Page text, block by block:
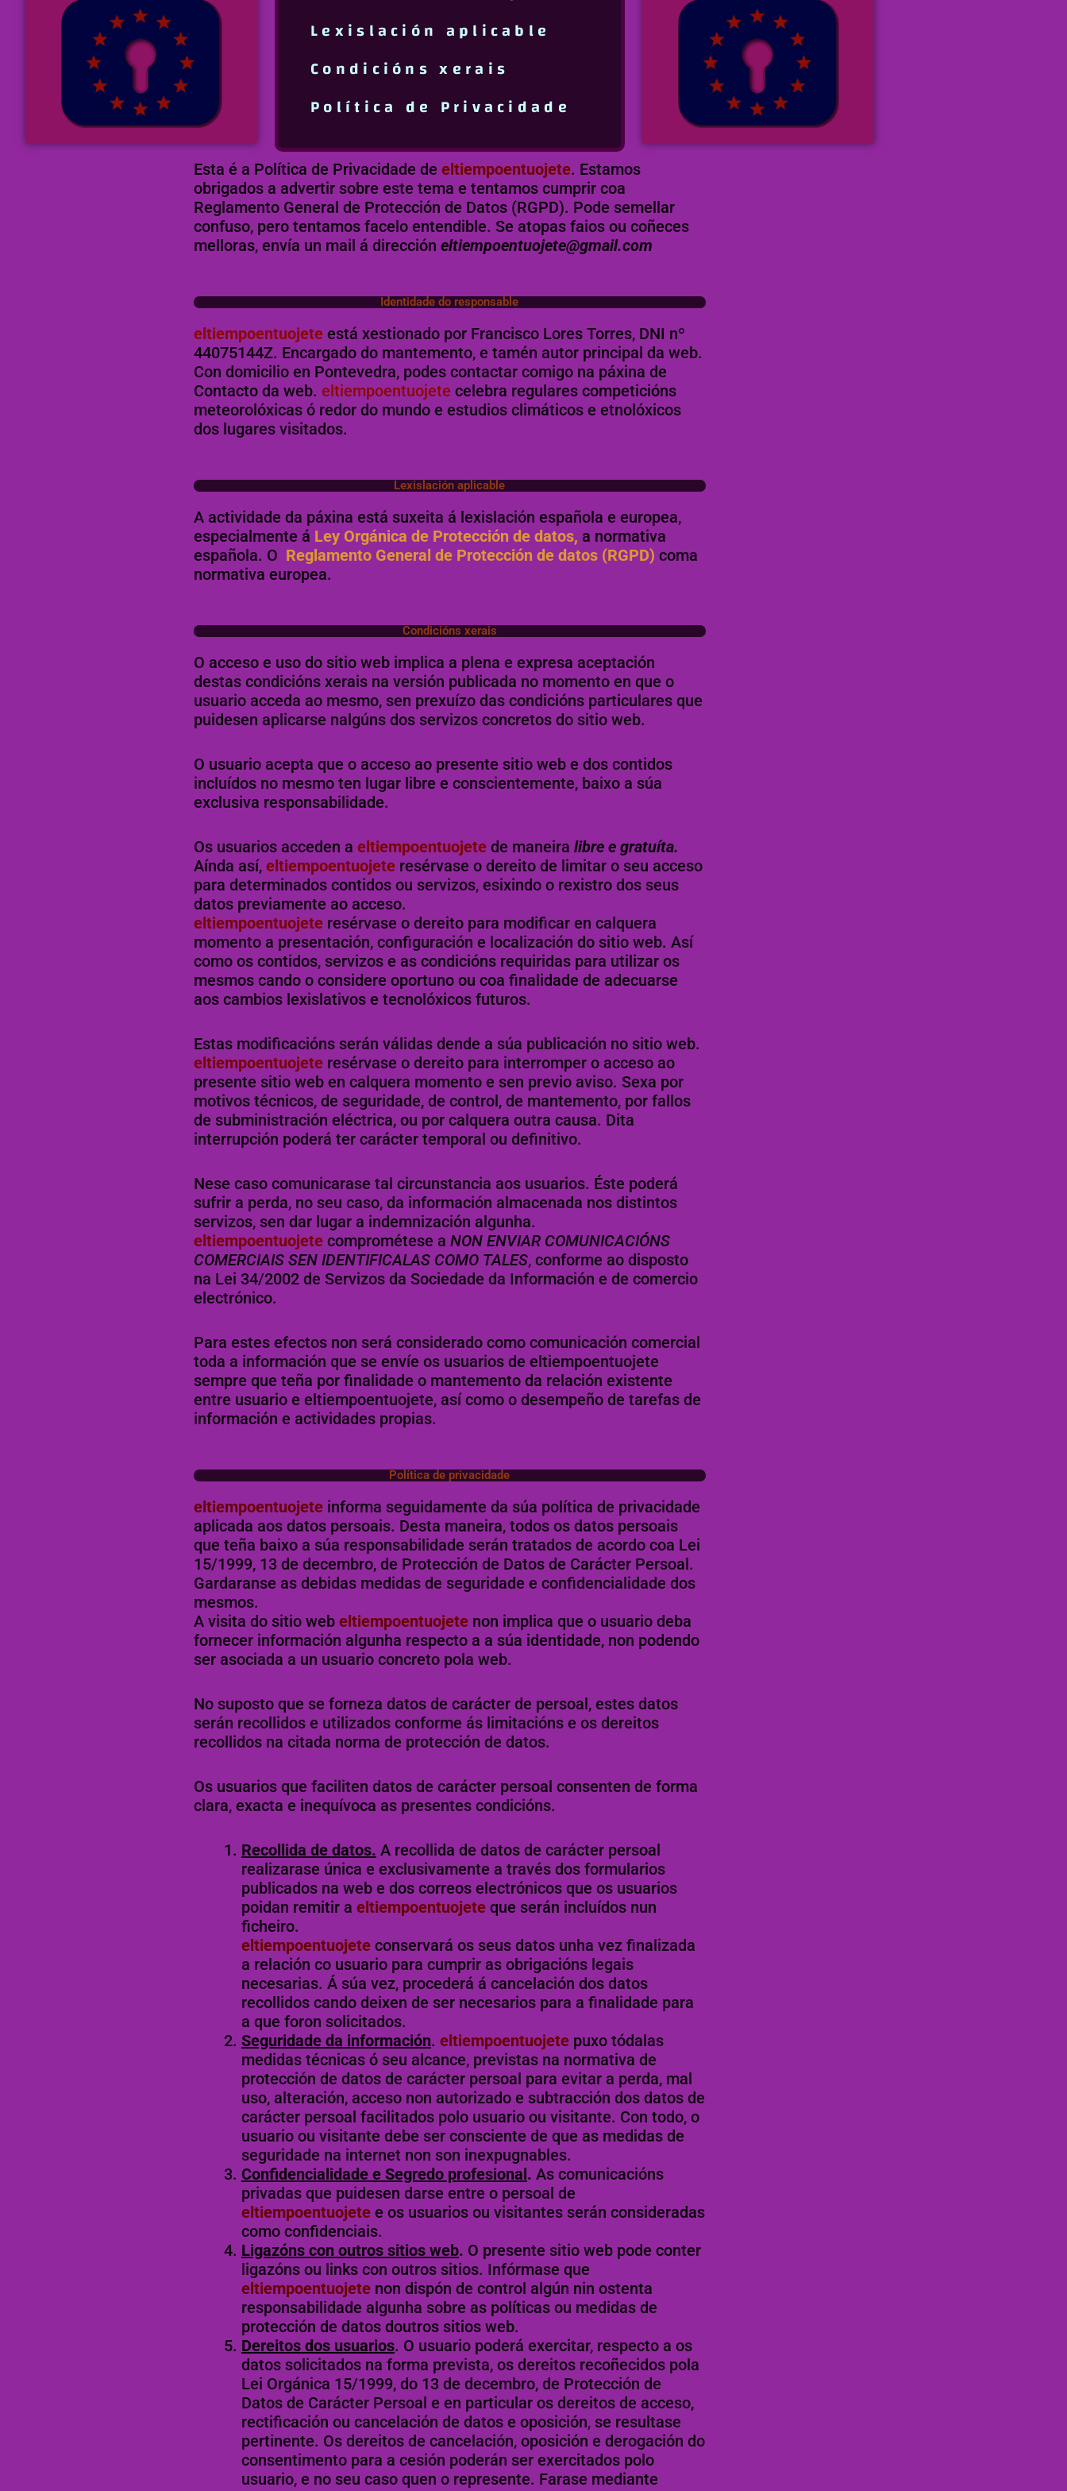
Lexislación aplicable
Condicións xerais
Política de Privacidade
Esta é a Política de Privacidade de eltiempoentuojete. Estamos
obrigados a advertir sobre este tema e tentamos cumprir coa
Reglamento General de Protección de Datos (RGPD). Pode semellar
confuso, pero tentamos facelo entendible. Se atopas faios ou coñeces
melloras, envía un mail á dirección eltiempoentuojete@gmail.com
Identidade do responsable
eltiempoentuojete está xestionado por Francisco Lores Torres, DNI nº
44075144Z. Encargado do mantemento, e tamén autor principal da web.
Con domicilio en Pontevedra, podes contactar comigo na páxina de
Contacto da web. eltiempoentuojete celebra regulares competicións
meteorolóxicas ó redor do mundo e estudios climáticos e etnolóxicos
dos lugares visitados.
Lexislación aplicable
A actividade da páxina está suxeita á lexislación española e europea,
especialmente á Ley Orgánica de Protección de datos, a normativa
española. O Reglamento General de Protección de datos (RGPD) coma
normativa europea.
Condicións xerais
O acceso e uso do sitio web implica a plena e expresa aceptación
destas condicións xerais na versión publicada no momento en que o
usuario acceda ao mesmo, sen prexuízo das condicións particulares que
puidesen aplicarse nalgúns dos servizos concretos do sitio web.
O usuario acepta que o acceso ao presente sitio web e dos contidos
incluídos no mesmo ten lugar libre e conscientemente, baixo a súa
exclusiva responsabilidade.
Os usuarios acceden a eltiempoentuojete de maneira libre e gratuíta.
Aínda así, eltiempoentuojete resérvase o dereito de limitar o seu acceso
para determinados contidos ou servizos, esixindo o rexistro dos seus
datos previamente ao acceso.
eltiempoentuojete resérvase o dereito para modificar en calquera
momento a presentación, configuración e localización do sitio web. Así
como os contidos, servizos e as condicións requiridas para utilizar os
mesmos cando o considere oportuno ou coa finalidade de adecuarse
aos cambios lexislativos e tecnolóxicos futuros.
Estas modificacións serán válidas dende a súa publicación no sitio web.
eltiempoentuojete resérvase o dereito para interromper o acceso ao
presente sitio web en calquera momento e sen previo aviso. Sexa por
motivos técnicos, de seguridade, de control, de mantemento, por fallos
de subministración eléctrica, ou por calquera outra causa. Dita
interrupción poderá ter carácter temporal ou definitivo.
Nese caso comunicarase tal circunstancia aos usuarios. Éste poderá
sufrir a perda, no seu caso, da información almacenada nos distintos
servizos, sen dar lugar a indemnización algunha.
eltiempoentuojete comprométese a NON ENVIAR COMUNICACIÓNS
COMERCIAIS SEN IDENTIFICALAS COMO TALES, conforme ao disposto
na Lei 34/2002 de Servizos da Sociedade da Información e de comercio
electrónico.
Para estes efectos non será considerado como comunicación comercial
toda a información que se envíe os usuarios de eltiempoentuojete
sempre que teña por finalidade o mantemento da relación existente
entre usuario e eltiempoentuojete, así como o desempeño de tarefas de
información e actividades propias.
Política de privacidade
eltiempoentuojete informa seguidamente da súa política de privacidade
aplicada aos datos persoais. Desta maneira, todos os datos persoais
que teña baixo a súa responsabilidade serán tratados de acordo coa Lei
15/1999, 13 de decembro, de Protección de Datos de Carácter Persoal.
Gardaranse as debidas medidas de seguridade e confidencialidade dos
mesmos.
A visita do sitio web eltiempoentuojete non implica que o usuario deba
fornecer información algunha respecto a a súa identidade, non podendo
ser asociada a un usuario concreto pola web.
No suposto que se forneza datos de carácter de persoal, estes datos
serán recollidos e utilizados conforme ás limitacións e os dereitos
recollidos na citada norma de protección de datos.
Os usuarios que faciliten datos de carácter persoal consenten de forma
clara, exacta e inequívoca as presentes condicións.
Recollida de datos. A recollida de datos de carácter persoal
realizarase única e exclusivamente a través dos formularios
publicados na web e dos correos electrónicos que os usuarios
poidan remitir a eltiempoentuojete que serán incluídos nun
ficheiro.
eltiempoentuojete conservará os seus datos unha vez finalizada
a relación co usuario para cumprir as obrigacións legais
necesarias. Á súa vez, procederá á cancelación dos datos
recollidos cando deixen de ser necesarios para a finalidade para
a que foron solicitados.
Seguridade da información. eltiempoentuojete puxo tódalas
medidas técnicas ó seu alcance, previstas na normativa de
protección de datos de carácter persoal para evitar a perda, mal
uso, alteración, acceso non autorizado e subtracción dos datos de
carácter persoal facilitados polo usuario ou visitante. Con todo, o
usuario ou visitante debe ser consciente de que as medidas de
seguridade na internet non son inexpugnables.
Confidencialidade e Segredo profesional. As comunicacións
privadas que puidesen darse entre o persoal de
eltiempoentuojete e os usuarios ou visitantes serán consideradas
como confidenciais.
Ligazóns con outros sitios web. O presente sitio web pode conter
ligazóns ou links con outros sitios. Infórmase que
eltiempoentuojete non dispón de control algún nin ostenta
responsabilidade algunha sobre as políticas ou medidas de
protección de datos doutros sitios web.
Dereitos dos usuarios. O usuario poderá exercitar, respecto a os
datos solicitados na forma prevista, os dereitos recoñecidos pola
Lei Orgánica 15/1999, do 13 de decembro, de Protección de
Datos de Carácter Persoal e en particular os dereitos de acceso,
rectificación ou cancelación de datos e oposición, se resultase
pertinente. Os dereitos de cancelación, oposición e derogación do
consentimento para a cesión poderán ser exercitados polo
usuario, e no seu caso quen o represente. Farase mediante